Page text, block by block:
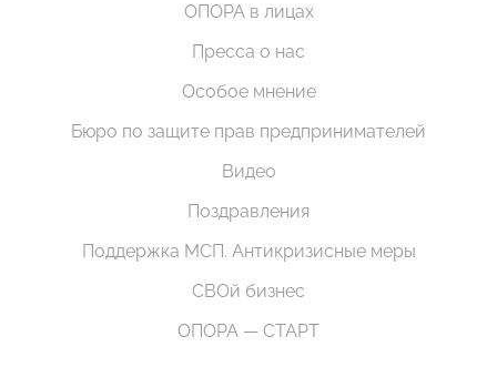
ОПОРА в лицах
Пресса о нас
Особое мнение
Бюро по защите прав предпринимателей
Видео
Поздравления
Поддержка МСП. Антикризисные меры
СВОй бизнес
ОПОРА — СТАРТ